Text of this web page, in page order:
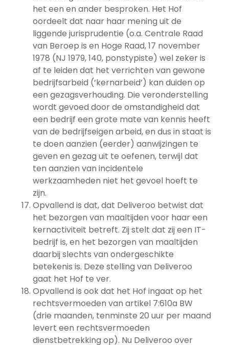
het een en ander besproken. Het Hof
oordeelt dat naar haar mening uit de
liggende jurisprudentie (o.a. Centrale Raad
van Beroep is en Hoge Raad, 17 november
1978 (NJ 1979, 140, ponstypiste) wel zeker is
af te leiden dat het verrichten van gewone
bedrijfsarbeid (‘kernarbeid’) kan duiden op
een gezagsverhouding. Die veronderstelling
wordt gevoed door de omstandigheid dat
een bedrijf een grote mate van kennis heeft
van de bedrijfseigen arbeid, en dus in staat is
te doen aanzien (eerder) aanwijzingen te
geven en gezag uit te oefenen, terwijl dat
ten aanzien van incidentele
werkzaamheden niet het gevoel hoeft te
zijn.
Opvallend is dat, dat Deliveroo betwist dat
het bezorgen van maaltijden voor haar een
kernactiviteit betreft. Zij stelt dat zij een IT-
bedrijf is, en het bezorgen van maaltijden
daarbij slechts van ondergeschikte
betekenis is. Deze stelling van Deliveroo
gaat het Hof te ver.
Opvallend is ook dat het Hof ingaat op het
rechtsvermoeden van artikel 7:610a BW
(drie maanden, tenminste 20 uur per maand
levert een rechtsvermoeden
dienstbetrekking op). Nu Deliveroo over